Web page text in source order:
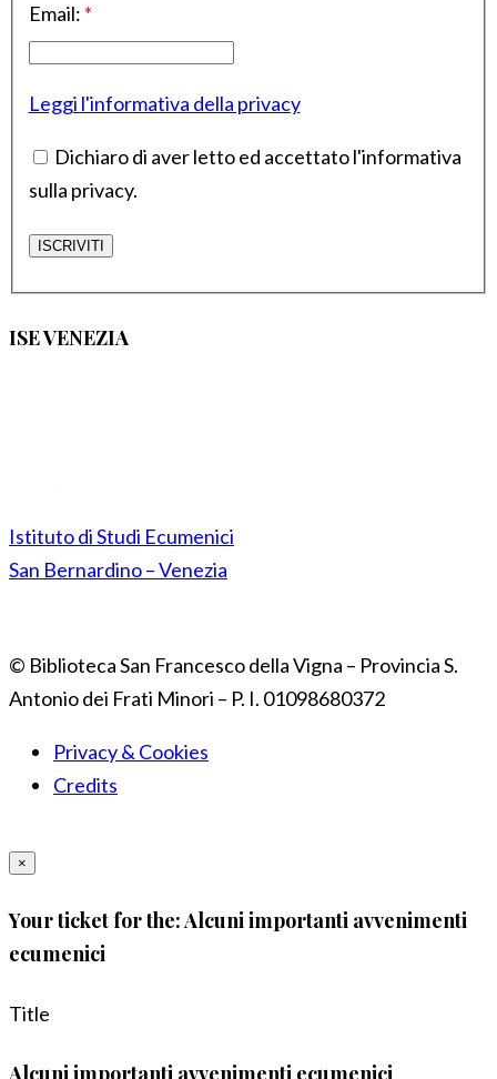
Email: *
Leggi l'informativa della privacy
Dichiaro di aver letto ed accettato l'informativa
sulla privacy.
ISE VENEZIA
Istituto di Studi Ecumenici
San Bernardino – Venezia
© Biblioteca San Francesco della Vigna – Provincia S.
Antonio dei Frati Minori – P. I. 01098680372
Privacy & Cookies
Credits
×
Your ticket for the: Alcuni importanti avvenimenti
ecumenici
Title
Alcuni importanti avvenimenti ecumenici